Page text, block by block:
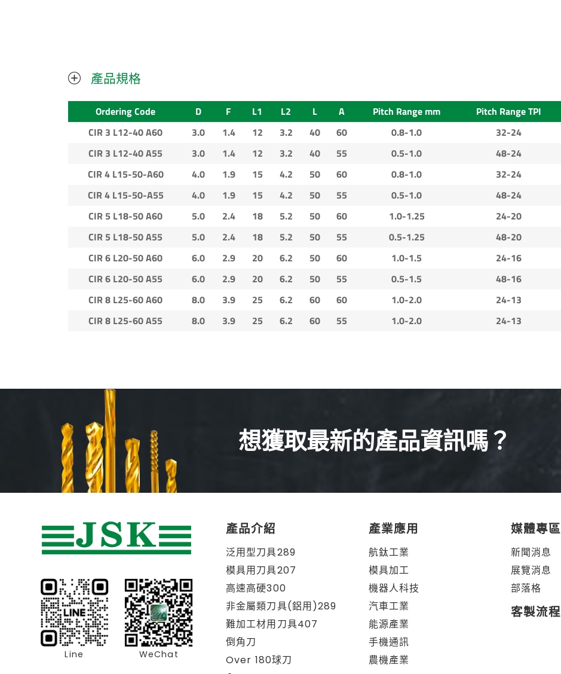
產品規格
Ordering Code D F L1 L2 L A Pitch Range mm Pitch Range TPI
CIR 3 L12-40 A60
3.0 1.4 12 3.2 40 60 0.8-1.0 32-24
CIR 3 L12-40 A55
3.0 1.4 12 3.2 40 55 0.5-1.0 48-24
CIR 4 L15-50-A60
4.0 1.9 15 4.2 50 60 0.8-1.0 32-24
CIR 4 L15-50-A55
4.0 1.9 15 4.2 50 55 0.5-1.0 48-24
CIR 5 L18-50 A60
5.0 2.4 18 5.2 50 60 1.0-1.25 24-20
CIR 5 L18-50 A55
5.0 2.4 18 5.2 50 55 0.5-1.25 48-20
CIR 6 L20-50 A60
6.0 2.9 20 6.2 50 60 1.0-1.5 24-16
CIR 6 L20-50 A55
6.0 2.9 20 6.2 50 55 0.5-1.5 48-16
CIR 8 L25-60 A60
8.0 3.9 25 6.2 60 60 1.0-2.0 24-13
CIR 8 L25-60 A55
8.0 3.9 25 6.2 60 55 1.0-2.0 24-13
想獲取最新的產品資訊嗎？
Line WeChat
產品介紹
泛用型刀具289
模具用刀具207
高速高硬300
非金屬類刀具(鋁用)289
難加工材用刀具407
倒角刀
Over 180球刀
產業應用
航鈦工業
模具加工
機器人科技
汽車工業
能源產業
手機通訊
農機產業
媒體專區
新聞消息
展覽消息
部落格
客製流程